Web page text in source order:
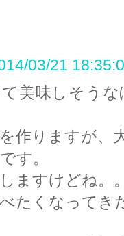
03/21
美味しそうな
作りますが、
す。
ますけどね。
たくなってき